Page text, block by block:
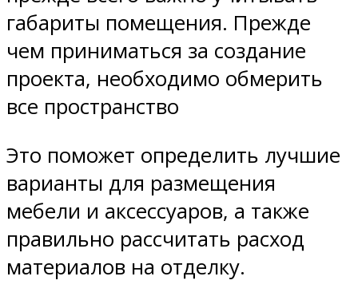
габариты помещения. Прежде
чем приниматься за создание
проекта, необходимо обмерить
все пространство
Это поможет определить лучшие
варианты для размещения
мебели и аксессуаров, а также
правильно рассчитать расход
материалов на отделку.